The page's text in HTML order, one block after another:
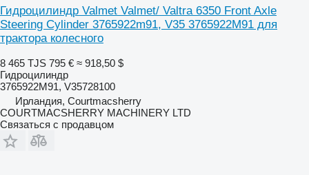
Гидроцилиндр Valmet Valmet/ Valtra 6350 Front Axle
Steering Cylinder 3765922m91, V35 3765922M91 для
трактора колесного
8 465 TJS 795 € ≈ 918,50 $
Гидроцилиндр
3765922M91, V35728100
Ирландия, Courtmacsherry
COURTMACSHERRY MACHINERY LTD
Связаться с продавцом